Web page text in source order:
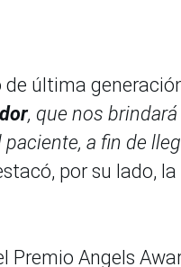
última
, que nos brindará
a fin de
por su lado, la
Premio Angels